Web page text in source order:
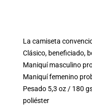
La camiseta
Clásico, beneficiado,
Maniquí masculino
Maniquí femenino
Pesado 5,3 oz / 180
poliéster